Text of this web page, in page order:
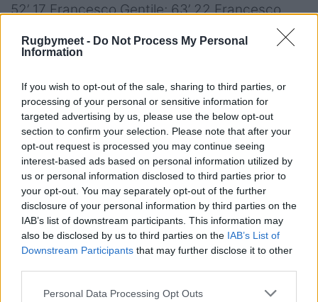
Rugbymeet - Do Not Process My Personal
Information
If you wish to opt-out of the sale, sharing to third parties, or
processing of your personal or sensitive information for
targeted advertising by us, please use the below opt-out
section to confirm your selection. Please note that after your
opt-out request is processed you may continue seeing
interest-based ads based on personal information utilized by
us or personal information disclosed to third parties prior to
your opt-out. You may separately opt-out of the further
disclosure of your personal information by third parties on the
IAB’s list of downstream participants. This information may
also be disclosed by us to third parties on the IAB’s List of
Downstream Participants that may further disclose it to other
Personal Data Processing Opt Outs
52’ 17 Francesco Gentile; 63’ 22 Francesco
Bini)); 10 Martino Pucciariello, 9 Giulio Sari (63’
21 Mattia Jimenez), 8 Jacopo Botturi (C), 7
Zucconi; 5 Piero Gritti, 4 Tommaso Redondi (41’
20 Giacomo Milano); 3 Nicola Bolognini (20’ 18
Davide Ascari), 2 Vittorio Padoan (52’ 16
Valerio Siciliano), 1 Federico Pisani (63’ 17
Francesco Gentile)
A disposizione: 16 Valerio Siciliano, 17
Francesco Gentile, 18 Davide Ascari, 19 Mattia
Midena, 20 Giacomo Milano, 21 Mattia
Jimenez, 22 Francesco Bini, 23 Patrick De
Villiers
Head Coach: Roberto Santamaria